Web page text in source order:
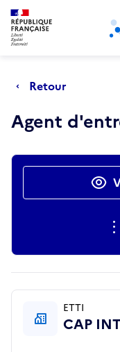
Aller au menu principal
Retour
Agent
Actions
ETTI
CAP
Retour au début de la
Panneau de gestion